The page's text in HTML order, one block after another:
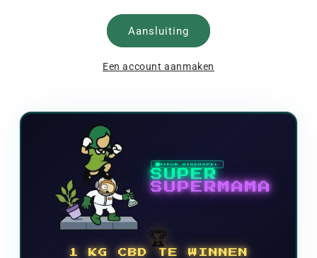
Aansluiting
Een account aanmaken
NIEUW VIDEOSPEL
SUPER
SUPERMAMA
🏆
1 KG CBD TE WINNEN